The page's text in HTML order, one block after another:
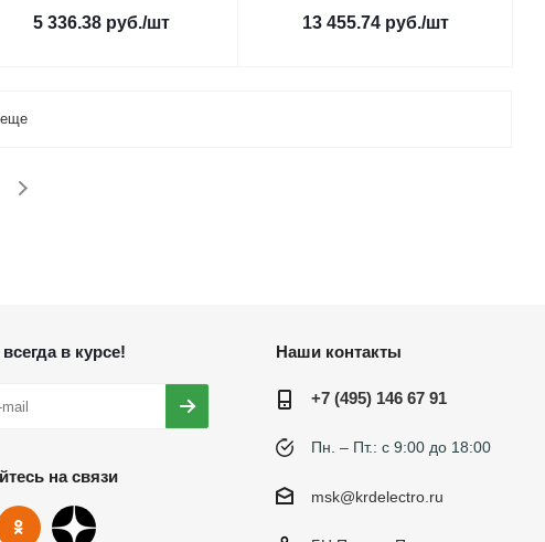
5 336.38руб./шт 13 455.74 руб./шт
еще
в курсе!
на связи
Наши контакты
+7 (495) 146 67 91
Пн. – Пт.: с 9:00 до 18:00
msk@krdelectro.ru